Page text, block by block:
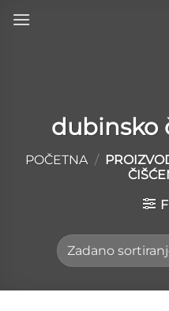
dubinsko
POČETNA /